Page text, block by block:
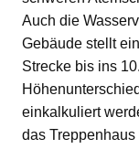
Auch die
Gebäude stellt
Strecke bis ins
einkalkuliert
das